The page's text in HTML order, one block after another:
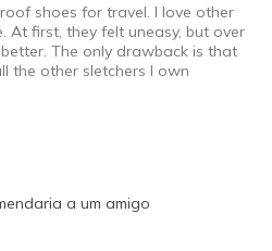
to size
are for Wearing
shoes for travel. I love other
At first, they felt uneasy, but over
The only drawback is that
the other sletchers I own
a um amigo